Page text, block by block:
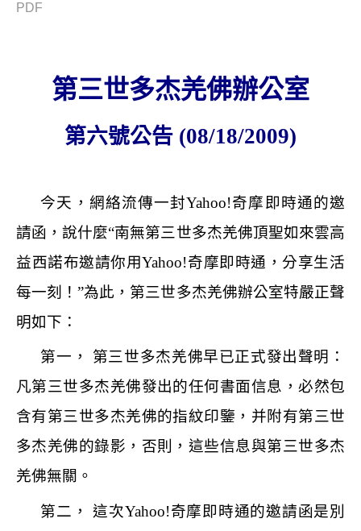
PDF
第三世多杰羌佛辦公室
第六號公告 (08/18/2009)
今天，網絡流傳一封Yahoo!奇摩即時通的邀
請函，說什麼“南無第三世多杰羌佛頂聖如來雲高
益西諾布邀請你用Yahoo!奇摩即時通，分享生活
每一刻！”為此，第三世多杰羌佛辦公室特嚴正聲
明如下：
第一， 第三世多杰羌佛早已正式發出聲明：
凡第三世多杰羌佛發出的任何書面信息，必然包
含有第三世多杰羌佛的指紋印鑒，并附有第三世
多杰羌佛的錄影，否則，這些信息與第三世多杰
羌佛無關。
第二， 這次Yahoo!奇摩即時通的邀請函是別